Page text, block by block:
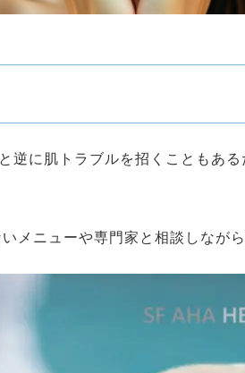
逆に肌トラブルを招くこともあ
メニューや専門家と相談しながら